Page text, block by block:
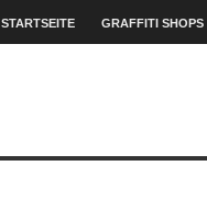
STARTSEITE GRAFFITI SHOPS